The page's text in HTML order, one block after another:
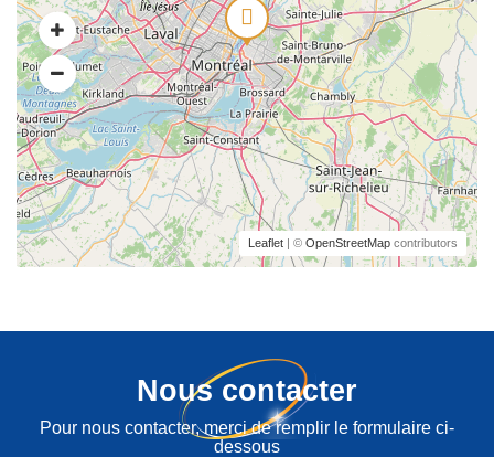
Leaflet | © OpenStreetMap contributors
Nous contacter
Pour nous contacter, merci de remplir le formulaire ci-
dessous